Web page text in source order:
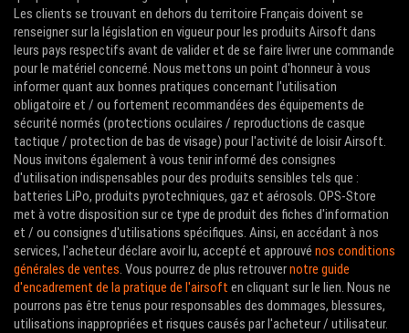
Les clients se trouvant en dehors du territoire Français doivent se
renseigner sur la législation en vigueur pour les produits Airsoft dans
leurs pays respectifs avant de valider et de se faire livrer une commande
pour le matériel concerné. Nous mettons un point d'honneur à vous
informer quant aux bonnes pratiques concernant l'utilisation
obligatoire et / ou fortement recommandées des équipements de
sécurité normés (protections oculaires / reproductions de casque
tactique / protection de bas de visage) pour l'activité de loisir Airsoft.
Nous invitons également à vous tenir informé des consignes
d'utilisation indispensables pour des produits sensibles tels que :
batteries LiPo, produits pyrotechniques, gaz et aérosols. OPS-Store
met à votre disposition sur ce type de produit des fiches d'information
et / ou consignes d'utilisations spécifiques. Ainsi, en accédant à nos
services, l'acheteur déclare avoir lu, accepté et approuvé nos conditions
générales de ventes. Vous pourrez de plus retrouvernotre guide
d'encadrement de la pratique de l'airsoft en cliquant sur le lien. Nous ne
pourrons pas être tenus pour responsables des dommages, blessures,
utilisations inappropriées et risques causés par l'acheteur / utilisateur.